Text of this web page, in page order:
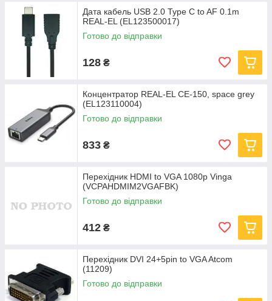
Дата кабель USB 2.0 Type C to AF 0.1m
REAL-EL (EL123500017)
Готово до відправки
128 ₴
Концентратор REAL-EL CE-150, space grey
(EL123110004)
Готово до відправки
833 ₴
Перехідник HDMI to VGA 1080p Vinga
(VCPAHDMIM2VGAFBK)
Готово до відправки
412 ₴
Перехідник DVI 24+5pin to VGA Atcom
(11209)
Готово до відправки